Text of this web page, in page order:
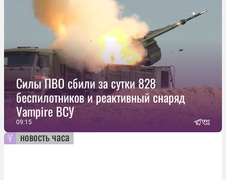
Силы ПВО сбили за сутки 828
беспилотников и реактивный снаряд
Vampire ВСУ
09:15
новость часа